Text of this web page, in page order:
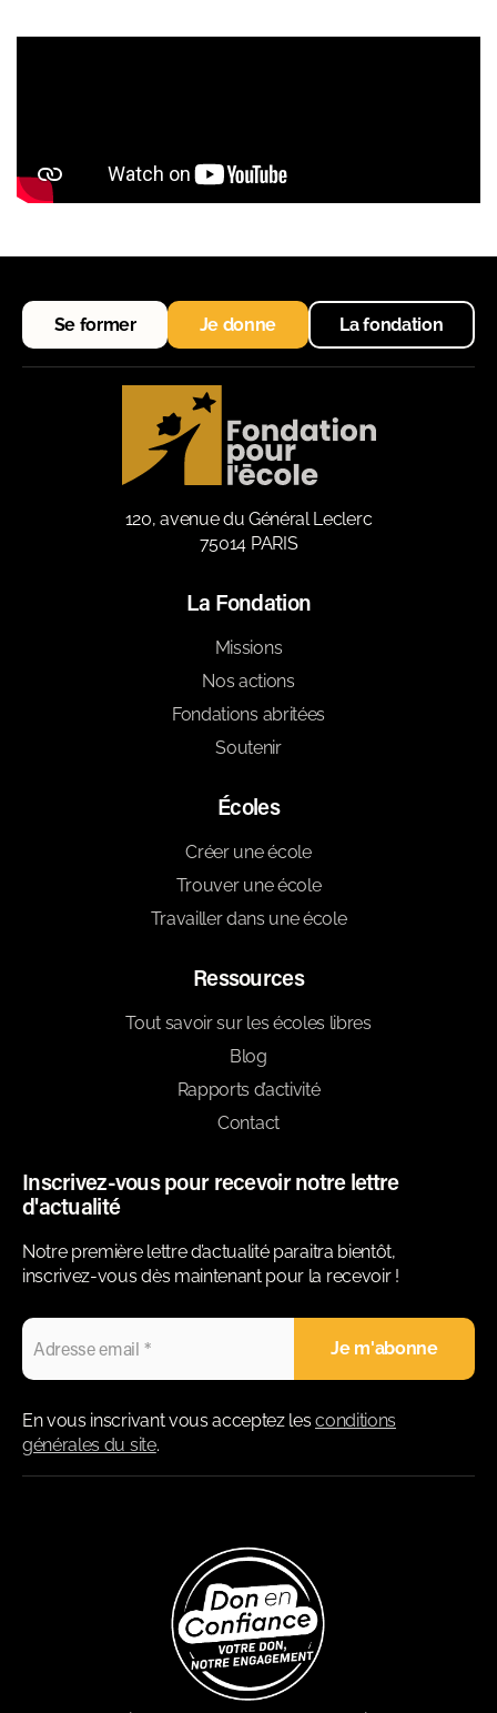
Se former Je donne La fondation
120, avenue du Général Leclerc
75014 PARIS
La Fondation
Missions
Nos actions
Fondations abritées
Soutenir
Écoles
Créer une école
Trouver une école
Travailler dans une école
Ressources
Tout savoir sur les écoles libres
Blog
Rapports d’activité
Contact
Inscrivez-vous pour recevoir notre lettre
d'actualité
Notre première lettre d’actualité paraitra bientôt,
inscrivez-vous dès maintenant pour la recevoir !
En vous inscrivant vous acceptez lesconditions
générales du site.